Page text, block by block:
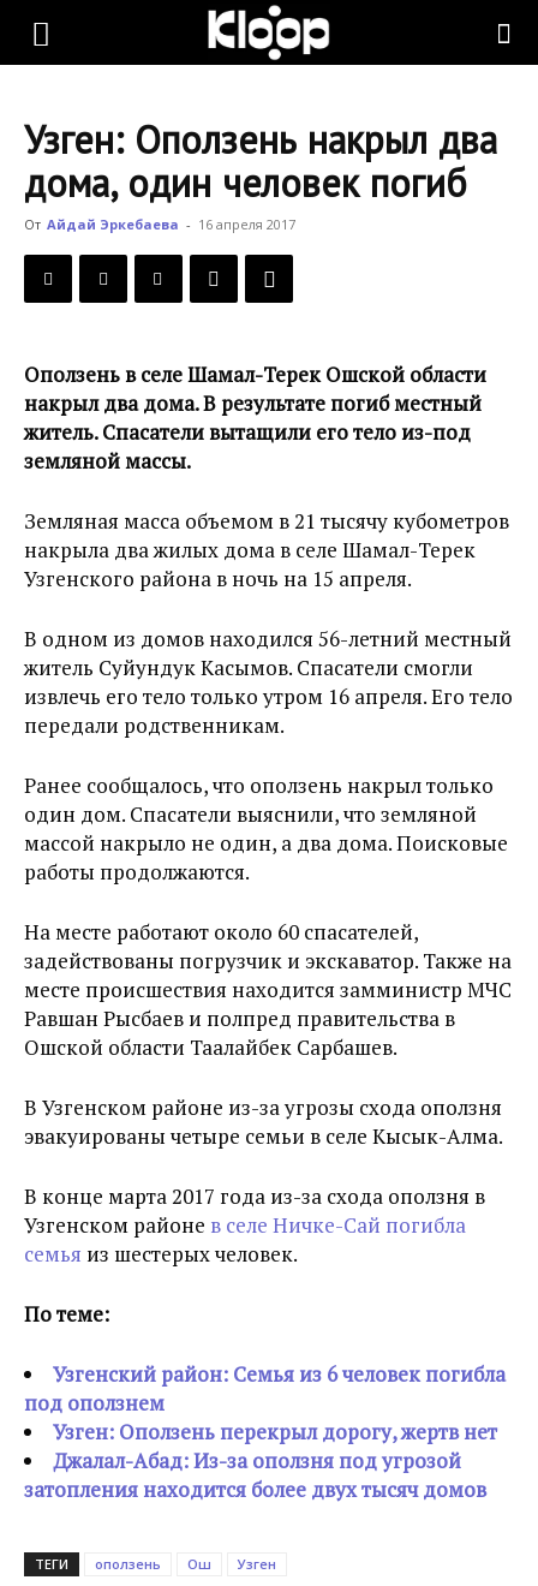
KLOOP.KG
Новости
Узген: Оползень накрыл два
дома, один человек погиб
От Айдай Эркебаева - 16 апреля 2017
Оползень в селе Шамал-Терек Ошской области
накрыл два дома. В результате погиб местный
житель. Спасатели вытащили его тело из-под
земляной массы.
Земляная масса объемом в 21 тысячу кубометров
накрыла два жилых дома в селе Шамал-Терек
Узгенского района в ночь на 15 апреля.
В одном из домов находился 56-летний местный
житель Суйундук Касымов. Спасатели смогли
извлечь его тело только утром 16 апреля. Его тело
передали родственникам.
Ранее сообщалось, что оползень накрыл только
один дом. Спасатели выяснили, что земляной
массой накрыло не один, а два дома. Поисковые
работы продолжаются.
На месте работают около 60 спасателей,
задействованы погрузчик и экскаватор. Также на
месте происшествия находится замминистр МЧС
Равшан Рысбаев и полпред правительства в
Ошской области Таалайбек Сарбашев.
В Узгенском районе из-за угрозы схода оползня
эвакуированы четыре семьи в селе Кысык-Алма.
В конце марта 2017 года из-за схода оползня в
Узгенском районе в селе Ничке-Сай погибла
семья из шестерых человек.
По теме:
Узгенский район: Семья из 6 человек погибла
под оползнем
Узген: Оползень перекрыл дорогу, жертв нет
Джалал-Абад: Из-за оползня под угрозой
затопления находится более двух тысяч домов
ТЕГИ оползень Ош Узген